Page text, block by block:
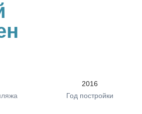
2016
Год постройки